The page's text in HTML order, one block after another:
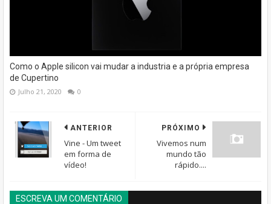
Como o Apple silicon vai mudar a industria e a própria empresa
de Cupertino
Julho 21, 2020 0
PRÓXIMO
Vivemos num
mundo tão
rápido....
ANTERIOR
Vine - Um tweet
em forma de
vídeo!
ESCREVA UM COMENTÁRIO